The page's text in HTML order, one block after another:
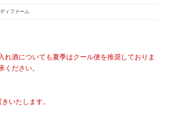
ィファーム
酒についても夏季はクール便を推奨しておりま
ださい。
いたします。